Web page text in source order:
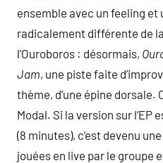
ensemble avec un feeling et
radicalement différente de
l’Ouroboros : désormais,
Jam, une piste faite
thème, d’une épine dorsale.
Modal. Si la version sur
(8 minutes), c’est devenu
jouées en live par le groupe